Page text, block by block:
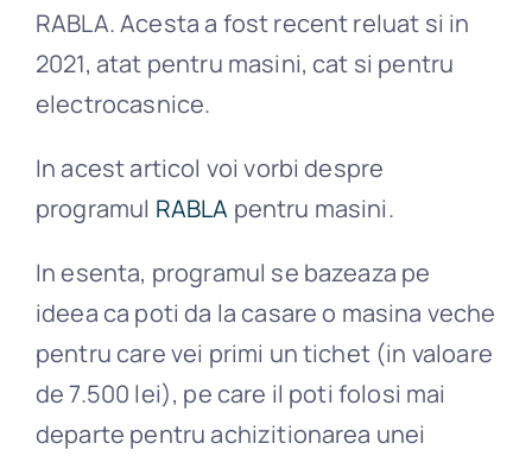
RABLA. Acesta a fost recent reluat si in
2021, atat pentru masini, cat si pentru
electrocasnice.
In acest articol voi vorbi despre
programul RABLA pentru masini.
In esenta, programul se bazeaza pe
ideea ca poti da la casare o masina veche
pentru care vei primi un tichet (in valoare
de 7.500 lei), pe care il poti folosi mai
departe pentru achizitionarea unei